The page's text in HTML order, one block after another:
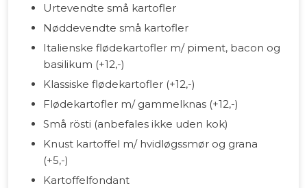
Urtevendte små kartofler
Nøddevendte små kartofler
Italienske flødekartofler m/ piment, bacon og
basilikum (+12,-)
Klassiske flødekartofler (+12,-)
Flødekartofler m/ gammelknas (+12,-)
Små rösti (anbefales ikke uden kok)
Knust kartoffel m/ hvidløgssmør og grana
(+5,-)
Kartoffelfondant